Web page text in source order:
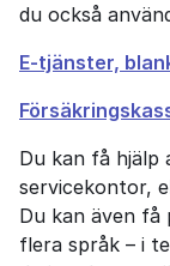
du också
E-tjänster,
Du kan få hjälp
servicekontor,
Du kan även få
flera språk – i